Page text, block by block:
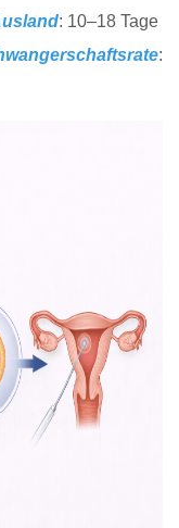
: 10–18 Tage
: